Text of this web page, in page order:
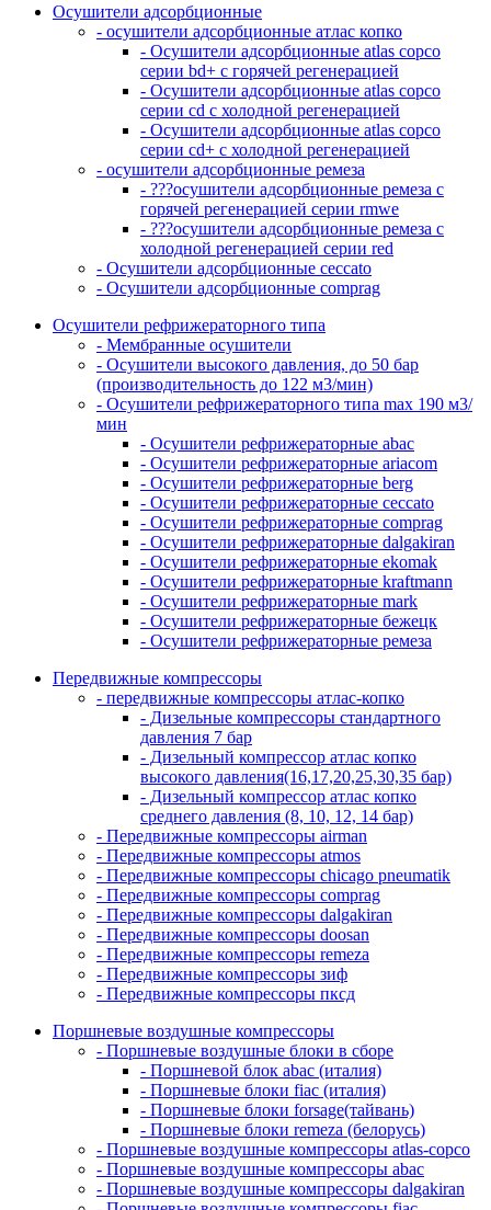
Осушители адсорбционные
- осушители адсорбционные атлас копко
- Осушители адсорбционные atlas copco
серии bd+ с горячей регенерацией
- Осушители адсорбционные atlas copco
серии cd с холодной регенерацией
- Осушители адсорбционные atlas copco
серии cd+ с холодной регенерацией
- осушители адсорбционные ремеза
- ???осушители адсорбционные ремеза с
горячей регенерацией серии rmwe
- ???осушители адсорбционные ремеза с
холодной регенерацией серии red
- Осушители адсорбционные ceccato
- Осушители адсорбционные comprag
Осушители рефрижераторного типа
- Мембранные осушители
- Осушители высокого давления, до 50 бар
(производительность до 122 м3/мин)
- Осушители рефрижераторного типа max 190 м3/
мин
- Осушители рефрижераторные abac
- Осушители рефрижераторные ariacom
- Осушители рефрижераторные berg
- Осушители рефрижераторные ceccato
- Осушители рефрижераторные comprag
- Осушители рефрижераторные dalgakiran
- Осушители рефрижераторные ekomak
- Осушители рефрижераторные kraftmann
- Осушители рефрижераторные mark
- Осушители рефрижераторные бежецк
- Осушители рефрижераторные ремеза
Передвижные компрессоры
- передвижные компрессоры атлас-копко
- Дизельные компрессоры стандартного
давления 7 бар
- Дизельный компрессор атлас копко
высокого давления(16,17,20,25,30,35 бар)
- Дизельный компрессор атлас копко
среднего давления (8, 10, 12, 14 бар)
- Передвижные компрессоры airman
- Передвижные компрессоры atmos
- Передвижные компрессоры chicago pneumatik
- Передвижные компрессоры comprag
- Передвижные компрессоры dalgakiran
- Передвижные компрессоры doosan
- Передвижные компрессоры remeza
- Передвижные компрессоры зиф
- Передвижные компрессоры пксд
Поршневые воздушные компрессоры
- Поршневые воздушные блоки в сборе
- Поршневой блок abac (италия)
- Поршневые блоки fiac (италия)
- Поршневые блоки forsage(тайвань)
- Поршневые блоки remeza (белорусь)
- Поршневые воздушные компрессоры atlas-copco
- Поршневые воздушные компрессоры abac
- Поршневые воздушные компрессоры dalgakiran